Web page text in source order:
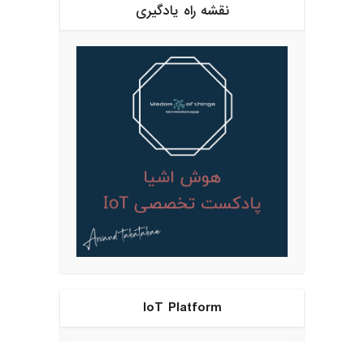
نقشه راه یادگیری
IoT Platform